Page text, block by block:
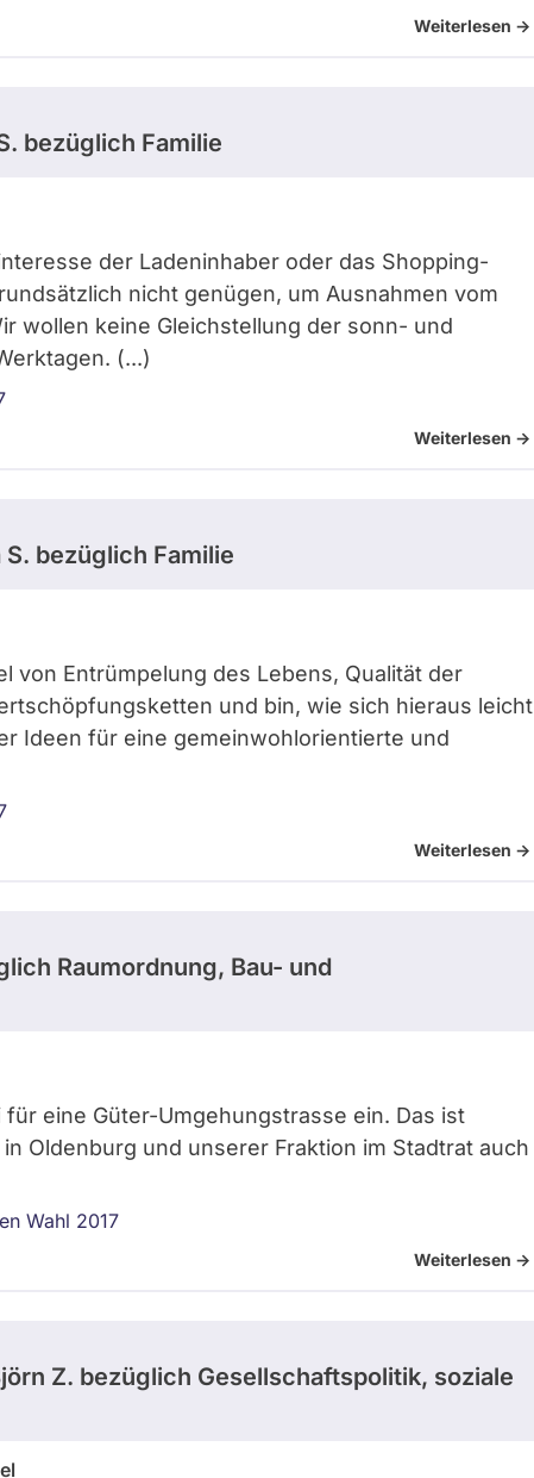
Weiterlesen ->
bezüglich Familie
der Ladeninhaber oder das Shopping-
nicht genügen, um Ausnahmen vom
wollen keine Gleichstellung der sonn- und
(...)
Weiterlesen ->
S. bezüglich Familie
von Entrümpelung des Lebens, Qualität der
und bin, wie sich hieraus leicht
Ideen für eine gemeinwohlorientierte und
Weiterlesen ->
Raumordnung, Bau- und
eine Güter-Umgehungstrasse ein. Das ist
Oldenburg und unserer Fraktion im Stadtrat auch
Wahl 2017
Weiterlesen ->
Z. bezüglich Gesellschaftspolitik, soziale